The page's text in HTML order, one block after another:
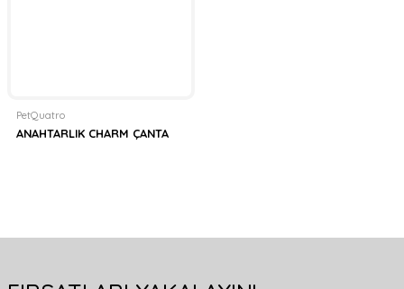
PetQuatro
ANAHTARLIK CHARM ÇANTA